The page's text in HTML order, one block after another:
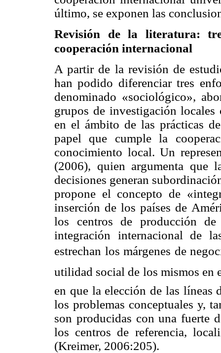
último, se exponen las
Revisión de la literatura:
cooperación internacional
A partir de la revisión de
han podido diferenciar tres
denominado «sociológico»,
grupos de investigación
en el ámbito de las prácticas
papel que cumple la
conocimiento local. Un
(2006), quien argumenta que
decisiones generan
propone el concepto de
inserción de los países de
los centros de producción
integración internacional de
estrechan los márgenes de
utilidad social de los mismos en
en que la elección de las
los problemas conceptuales y,
son producidas con una fuerte
los centros de referencia,
(Kreimer, 2006:205).